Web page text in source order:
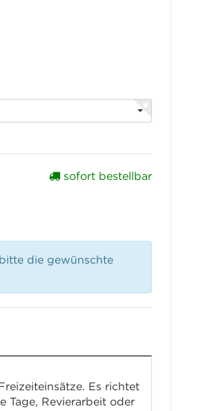
sofort bestellbar
die gewünschte
Es richtet
Tage, Revierarbeit oder